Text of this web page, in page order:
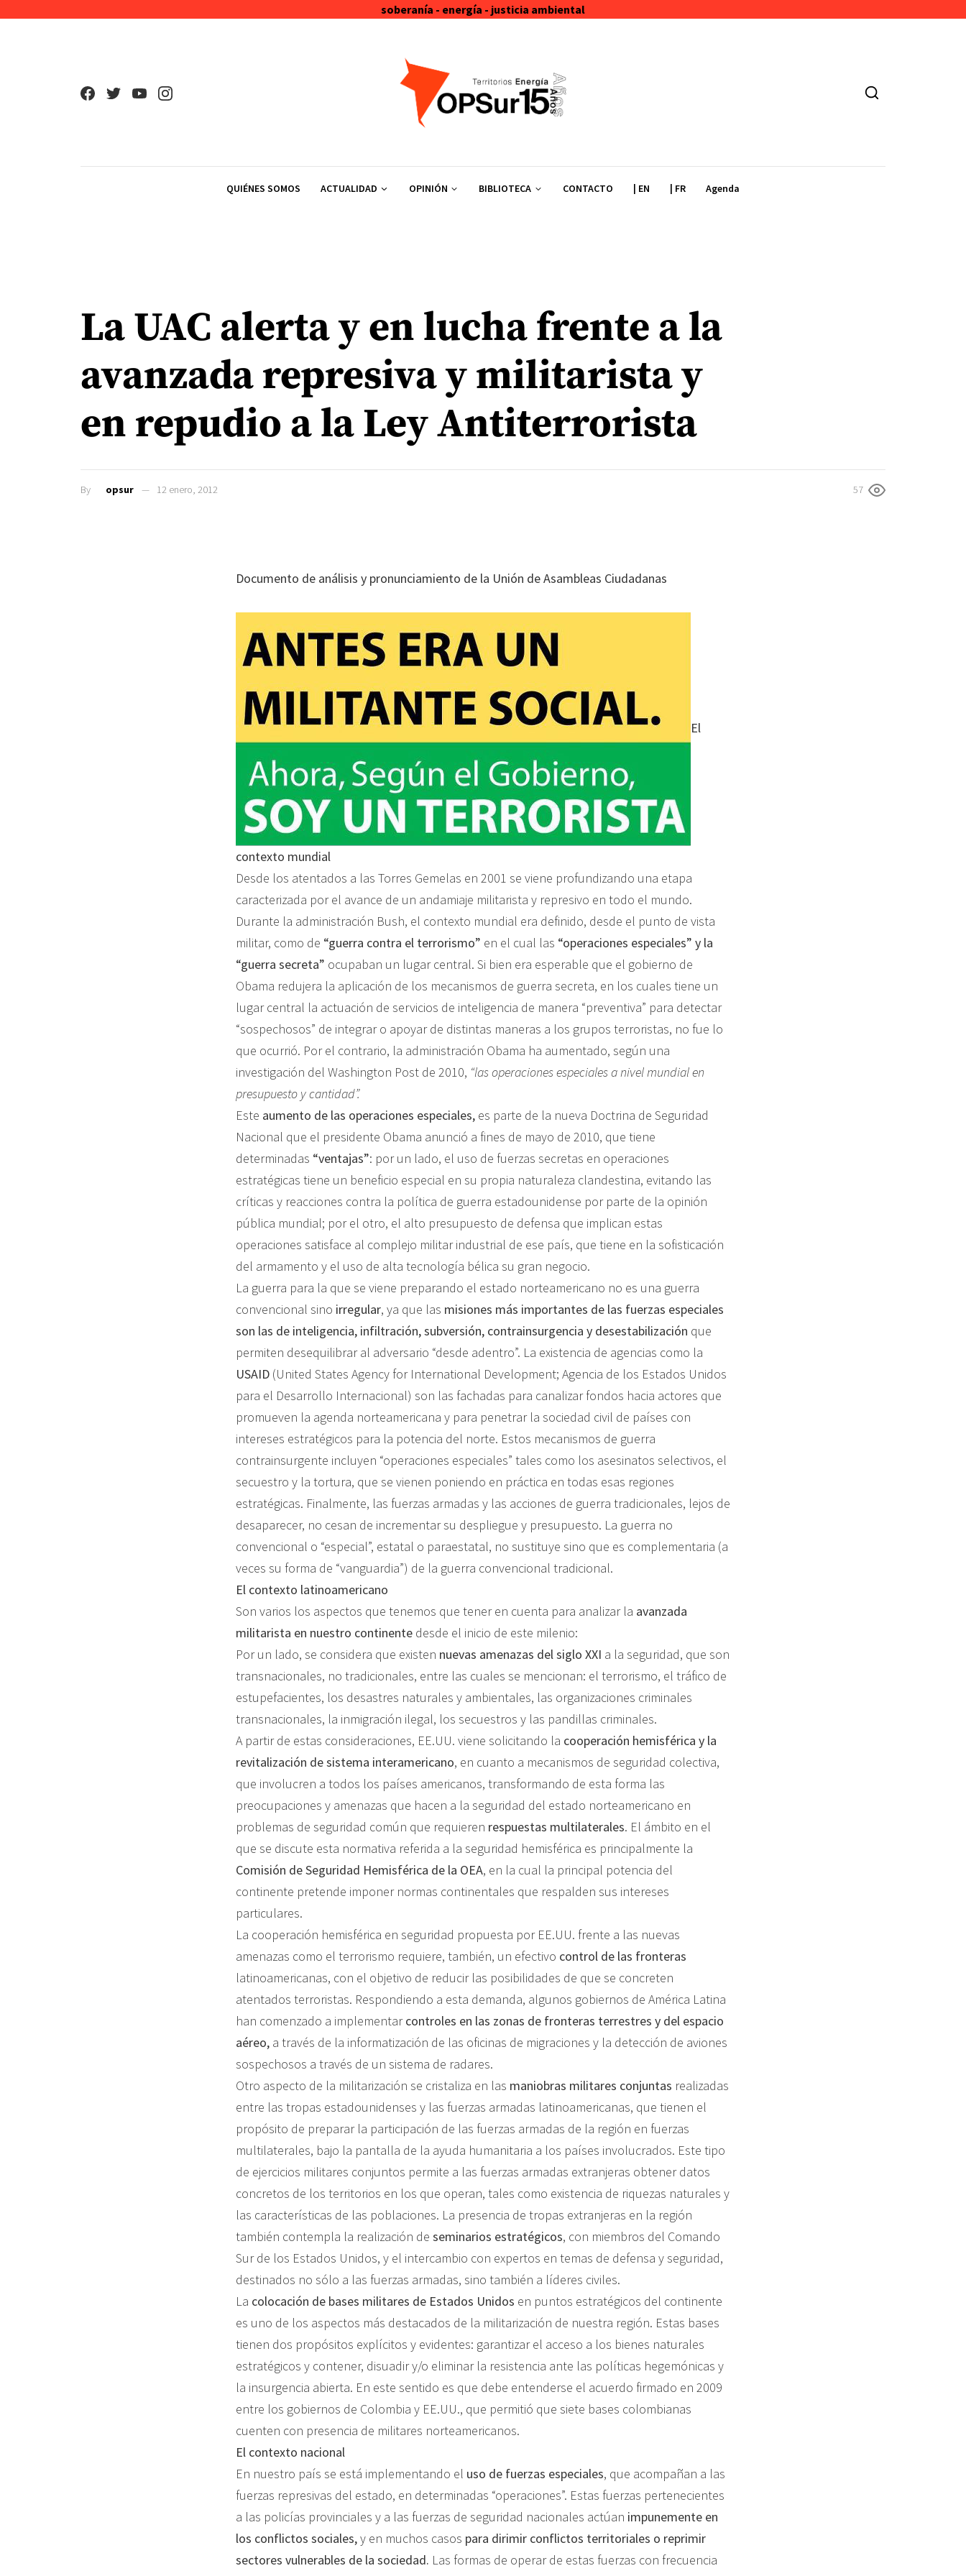
soberanía - energía - justicia ambiental
QUIÉNES SOMOS ACTUALIDAD OPINIÓN BIBLIOTECA CONTACTO | EN | FR Agenda
La UAC alerta y en lucha frente a la
avanzada represiva y militarista y
en repudio a la Ley Antiterrorista
By opsur 12 enero, 2012 57
Documento de análisis y pronunciamiento de la Unión de Asambleas Ciudadanas
El
contexto mundial
Desde los atentados a las Torres Gemelas en 2001 se viene profundizando una etapa
caracterizada por el avance de un andamiaje militarista y represivo en todo el mundo.
Durante la administración Bush, el contexto mundial era definido, desde el punto de vista
militar, como de “guerra contra el terrorismo” en el cual las “operaciones especiales” y la
“guerra secreta” ocupaban un lugar central. Si bien era esperable que el gobierno de
Obama redujera la aplicación de los mecanismos de guerra secreta, en los cuales tiene un
lugar central la actuación de servicios de inteligencia de manera “preventiva” para detectar
“sospechosos” de integrar o apoyar de distintas maneras a los grupos terroristas, no fue lo
que ocurrió. Por el contrario, la administración Obama ha aumentado, según una
investigación del Washington Post de 2010, “las operaciones especiales a nivel mundial en
presupuesto y cantidad”.
Este aumento de las operaciones especiales, es parte de la nueva Doctrina de Seguridad
Nacional que el presidente Obama anunció a fines de mayo de 2010, que tiene
determinadas “ventajas”: por un lado, el uso de fuerzas secretas en operaciones
estratégicas tiene un beneficio especial en su propia naturaleza clandestina, evitando las
críticas y reacciones contra la política de guerra estadounidense por parte de la opinión
pública mundial; por el otro, el alto presupuesto de defensa que implican estas
operaciones satisface al complejo militar industrial de ese país, que tiene en la sofisticación
del armamento y el uso de alta tecnología bélica su gran negocio.
La guerra para la que se viene preparando el estado norteamericano no es una guerra
convencional sino irregular, ya que las misiones más importantes de las fuerzas especiales
son las de inteligencia, infiltración, subversión, contrainsurgencia y desestabilización que
permiten desequilibrar al adversario “desde adentro”. La existencia de agencias como la
USAID (United States Agency for International Development; Agencia de los Estados Unidos
para el Desarrollo Internacional) son las fachadas para canalizar fondos hacia actores que
promueven la agenda norteamericana y para penetrar la sociedad civil de países con
intereses estratégicos para la potencia del norte. Estos mecanismos de guerra
contrainsurgente incluyen “operaciones especiales” tales como los asesinatos selectivos, el
secuestro y la tortura, que se vienen poniendo en práctica en todas esas regiones
estratégicas. Finalmente, las fuerzas armadas y las acciones de guerra tradicionales, lejos de
desaparecer, no cesan de incrementar su despliegue y presupuesto. La guerra no
convencional o “especial”, estatal o paraestatal, no sustituye sino que es complementaria (a
veces su forma de “vanguardia”) de la guerra convencional tradicional.
El contexto latinoamericano
Son varios los aspectos que tenemos que tener en cuenta para analizar la avanzada
militarista en nuestro continente desde el inicio de este milenio:
Por un lado, se considera que existen nuevas amenazas del siglo XXI a la seguridad, que son
transnacionales, no tradicionales, entre las cuales se mencionan: el terrorismo, el tráfico de
estupefacientes, los desastres naturales y ambientales, las organizaciones criminales
transnacionales, la inmigración ilegal, los secuestros y las pandillas criminales.
A partir de estas consideraciones, EE.UU. viene solicitando la cooperación hemisférica y la
revitalización de sistema interamericano, en cuanto a mecanismos de seguridad colectiva,
que involucren a todos los países americanos, transformando de esta forma las
preocupaciones y amenazas que hacen a la seguridad del estado norteamericano en
problemas de seguridad común que requieren respuestas multilaterales. El ámbito en el
que se discute esta normativa referida a la seguridad hemisférica es principalmente la
Comisión de Seguridad Hemisférica de la OEA, en la cual la principal potencia del
continente pretende imponer normas continentales que respalden sus intereses
particulares.
La cooperación hemisférica en seguridad propuesta por EE.UU. frente a las nuevas
amenazas como el terrorismo requiere, también, un efectivo control de las fronteras
latinoamericanas, con el objetivo de reducir las posibilidades de que se concreten
atentados terroristas. Respondiendo a esta demanda, algunos gobiernos de América Latina
han comenzado a implementarcontroles en las zonas de fronteras terrestres y del espacio
aéreo, a través de la informatización de las oficinas de migraciones y la detección de aviones
sospechosos a través de un sistema de radares.
Otro aspecto de la militarización se cristaliza en las maniobras militares conjuntas realizadas
entre las tropas estadounidenses y las fuerzas armadas latinoamericanas, que tienen el
propósito de preparar la participación de las fuerzas armadas de la región en fuerzas
multilaterales, bajo la pantalla de la ayuda humanitaria a los países involucrados. Este tipo
de ejercicios militares conjuntos permite a las fuerzas armadas extranjeras obtener datos
concretos de los territorios en los que operan, tales como existencia de riquezas naturales y
las características de las poblaciones. La presencia de tropas extranjeras en la región
también contempla la realización de seminarios estratégicos, con miembros del Comando
Sur de los Estados Unidos, y el intercambio con expertos en temas de defensa y seguridad,
destinados no sólo a las fuerzas armadas, sino también a líderes civiles.
La colocación de bases militares de Estados Unidos en puntos estratégicos del continente
es uno de los aspectos más destacados de la militarización de nuestra región. Estas bases
tienen dos propósitos explícitos y evidentes: garantizar el acceso a los bienes naturales
estratégicos y contener, disuadir y/o eliminar la resistencia ante las políticas hegemónicas y
la insurgencia abierta. En este sentido es que debe entenderse el acuerdo firmado en 2009
entre los gobiernos de Colombia y EE.UU., que permitió que siete bases colombianas
cuenten con presencia de militares norteamericanos.
El contexto nacional
En nuestro país se está implementando el uso de fuerzas especiales, que acompañan a las
fuerzas represivas del estado, en determinadas “operaciones”. Estas fuerzas pertenecientes
a las policías provinciales y a las fuerzas de seguridad nacionales actúan impunemente en
los conflictos sociales,y en muchos casos para dirimir conflictos territoriales o reprimir
sectores vulnerables de la sociedad. Las formas de operar de estas fuerzas con frecuencia